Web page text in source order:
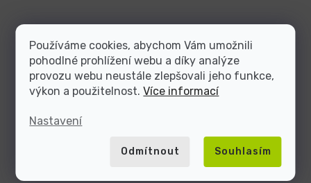
Používáme cookies, abychom Vám umožnili
pohodlné prohlížení webu a díky analýze
provozu webu neustále zlepšovali jeho funkce,
výkon a použitelnost.Více informací
Nastavení
Odmítnout Souhlasím